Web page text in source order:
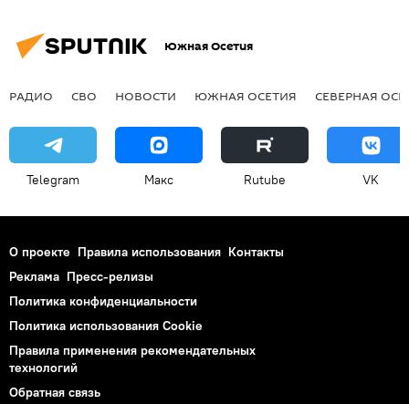
Южная Осетия
РАДИО СВО НОВОСТИ ЮЖНАЯ ОСЕТИЯ СЕВЕРНАЯ
Telegram Макс Rutube VK
О проекте Правила использования Контакты
Реклама Пресс-релизы
Политика конфиденциальности
Политика использования Cookie
Правила применения рекомендательных
технологий
Обратная связь